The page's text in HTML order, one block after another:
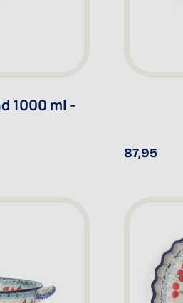
1000 ml -
87,95